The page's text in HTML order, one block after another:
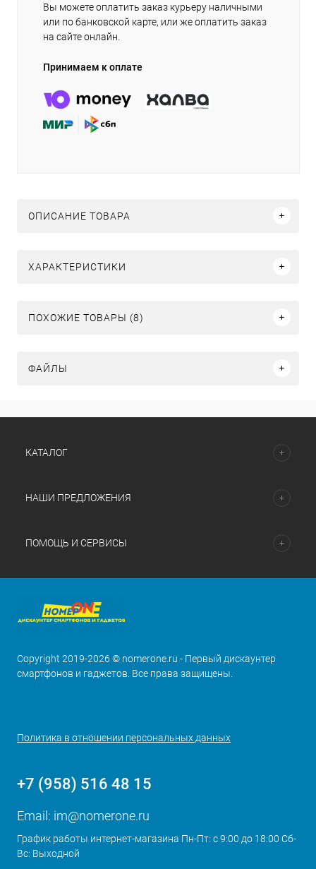
Вы можете оплатить заказ курьеру наличными
или по банковской карте, или же оплатить заказ
на сайте онлайн.
Принимаем к оплате
ОПИСАНИЕ ТОВАРА
ХАРАКТЕРИСТИКИ
ПОХОЖИЕ ТОВАРЫ (8)
ФАЙЛЫ
КАТАЛОГ
НАШИ ПРЕДЛОЖЕНИЯ
ПОМОЩЬ И СЕРВИСЫ
Copyright 2019-2026 © nomerone.ru - Первый дискаунтер
смартфонов и гаджетов. Все права защищены.
Политика в отношении персональных данных
+7 (958) 516 48 15
Email: im@nomerone.ru
График работы интернет-магазина Пн-Пт: с 9:00 до 18:00 Сб-
Вс: Выходной